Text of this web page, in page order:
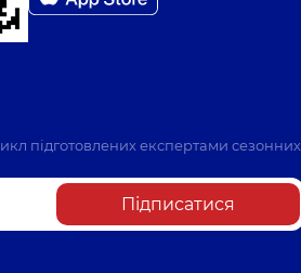
підготовлених експертами сезонних
Підписатися